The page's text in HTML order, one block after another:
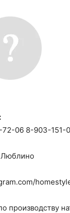
06 8-903-151-
производству